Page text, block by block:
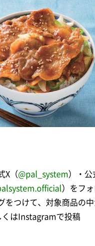
X（@pal_system）・
）をフ
をつけて、対象商品の中
くはInstagramで投稿